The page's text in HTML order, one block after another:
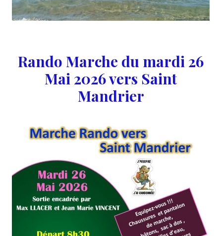
Rando Marche du mardi 26
Mai 2026 vers Saint
Mandrier